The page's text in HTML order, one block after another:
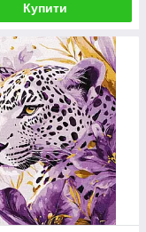
Купити